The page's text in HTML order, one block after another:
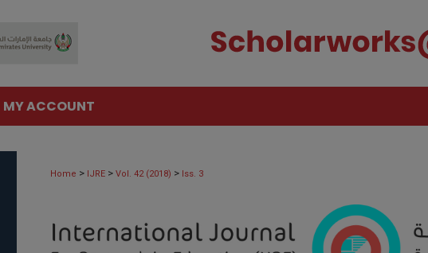
MY ACCOUNT
Home > IJRE > Vol. 42 (2018) > Iss. 3